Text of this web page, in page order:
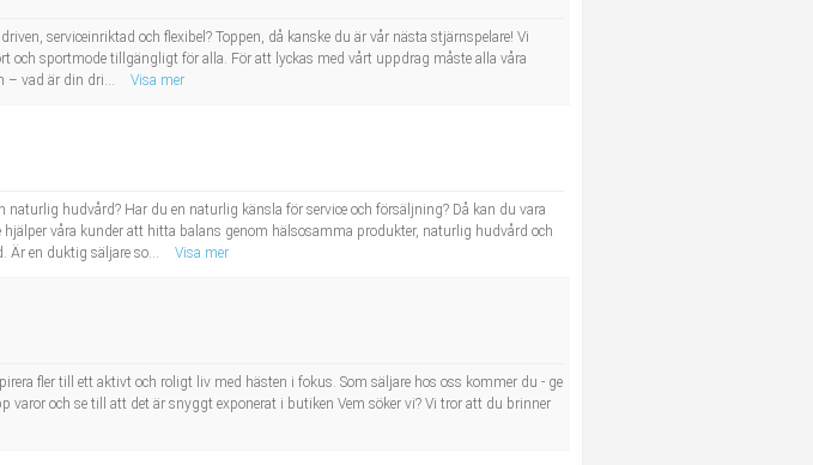
serviceinriktad och flexibel? Toppen, då kanske du är vår nästa stjärnspelare! Vi
sportmode tillgängligt för alla. För att lyckas med vårt uppdrag måste alla våra
– vad är din dri...
Visa mer
hudvård? Har du en naturlig känsla för service och försäljning? Då kan du vara
våra kunder att hitta balans genom hälsosamma produkter, naturlig hudvård och
Är en duktig säljare so...
Visa mer
fler till ett aktivt och roligt liv med hästen i fokus. Som säljare hos oss kommer du - ge
varor och se till att det är snyggt exponerat i butiken Vem söker vi? Vi tror att du brinner